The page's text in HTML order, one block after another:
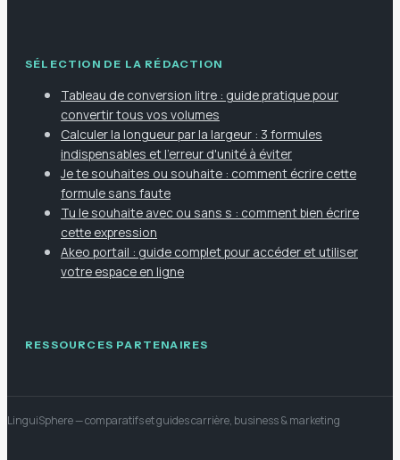
SÉLECTION DE LA RÉDACTION
Tableau de conversion litre : guide pratique pour
convertir tous vos volumes
Calculer la longueur par la largeur : 3 formules
indispensables et l'erreur d'unité à éviter
Je te souhaites ou souhaite : comment écrire cette
formule sans faute
Tu le souhaite avec ou sans s : comment bien écrire
cette expression
Akeo portail : guide complet pour accéder et utiliser
votre espace en ligne
RESSOURCES PARTENAIRES
LinguiSphere— comparatifs et guides carrière, business & marketing